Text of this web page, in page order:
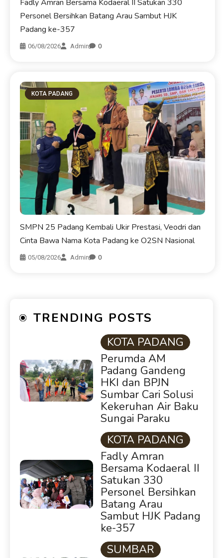
Fadly Amran Bersama Kodaeral II Satukan 330
Personel Bersihkan Batang Arau Sambut HJK
Padang ke-357
06/08/2026 Admin 0
KOTA PADANG
SMPN 25 Padang Kembali Ukir Prestasi, Veodri dan
Cinta Bawa Nama Kota Padang ke O2SN Nasional
05/08/2026 Admin 0
TRENDING POSTS
KOTA PADANG
Perumda AM
Padang Gandeng
HKI dan BPJN
Sumbar Cari Solusi
Kekeruhan Air Baku
Sungai Paraku
KOTA PADANG
Fadly Amran
Bersama Kodaeral II
Satukan 330
Personel Bersihkan
Batang Arau
Sambut HJK Padang
ke-357
SUMBAR